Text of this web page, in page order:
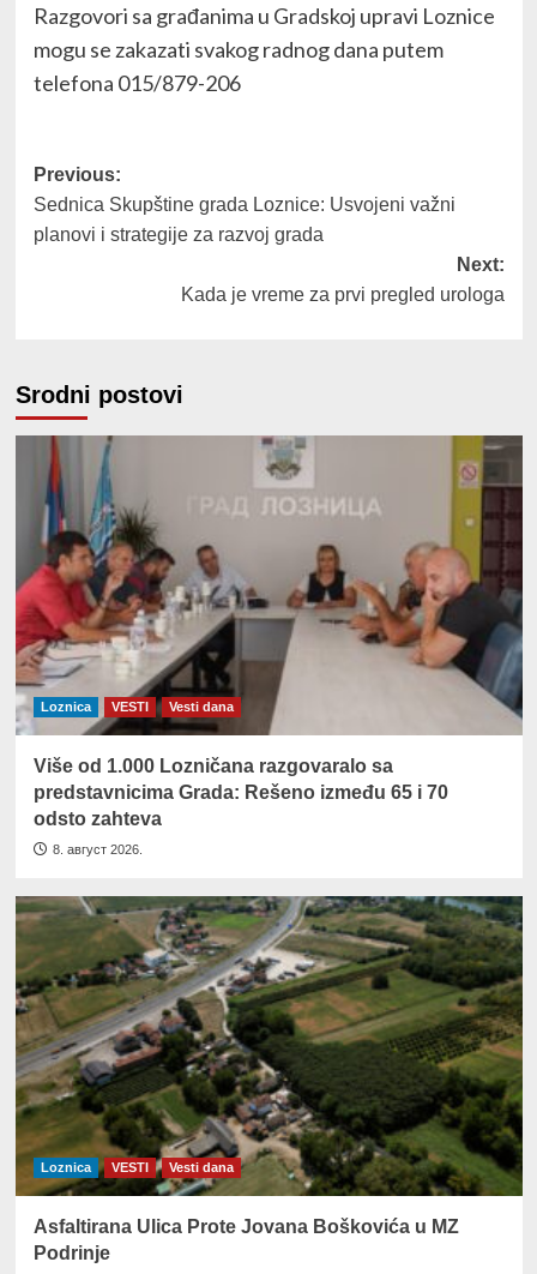
Razgovori sa građanima u Gradskoj upravi Loznice
mogu se zakazati svakog radnog dana putem
telefona 015/879-206
Post
navigation
Previous:
Sednica Skupštine grada Loznice: Usvojeni važni
planovi i strategije za razvoj grada
Next:
Kada je vreme za prvi pregled urologa
Srodni postovi
Loznica VESTI Vesti dana
Više od 1.000 Lozničana razgovaralo sa
predstavnicima Grada: Rešeno između 65 i 70
odsto zahteva
8. август 2026.
Loznica VESTI Vesti dana
Asfaltirana Ulica Prote Jovana Boškovića u MZ
Podrinje